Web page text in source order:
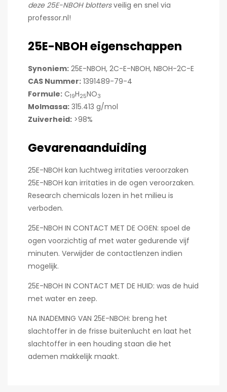
deze 25E-NBOH blottersveilig en snel via
professor.nl!
25E-NBOH eigenschappen
Synoniem: 25E-NBOH, 2C-E-NBOH, NBOH-2C-E
CAS Nummer: 1391489-79-4
Formule: C19H25NO3
Molmassa: 315.413 g/mol
Zuiverheid: >98%
Gevarenaanduiding
25E-NBOH kan luchtweg irritaties veroorzaken
25E-NBOH kan irritaties in de ogen veroorzaken.
Research chemicals lozen in het milieu is
verboden.
25E-NBOH IN CONTACT MET DE OGEN: spoel de
ogen voorzichtig af met water gedurende vijf
minuten. Verwijder de contactlenzen indien
mogelijk.
25E-NBOH IN CONTACT MET DE HUID: was de huid
met water en zeep.
NA INADEMING VAN 25E-NBOH: breng het
slachtoffer in de frisse buitenlucht en laat het
slachtoffer in een houding staan die het
ademen makkelijk maakt.